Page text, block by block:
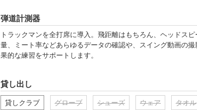
弾道計測器
トラックマンを全打席に導入。飛距離はもちろん、ヘッドス
量、ミート率などあらゆるデータの確認や、スイング動画の撮
果的な練習をサポートします。
貸し出し
貸しクラブ グローブ シューズ ウェア タオル